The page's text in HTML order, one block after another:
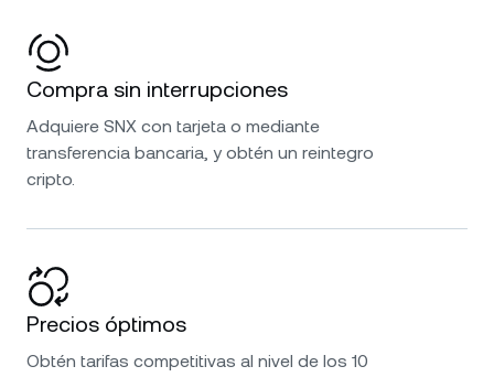
Compra sin interrupciones
Adquiere SNX con tarjeta o mediante
transferencia bancaria, y obtén un reintegro
cripto.
Precios óptimos
Obtén tarifas competitivas al nivel de los 10